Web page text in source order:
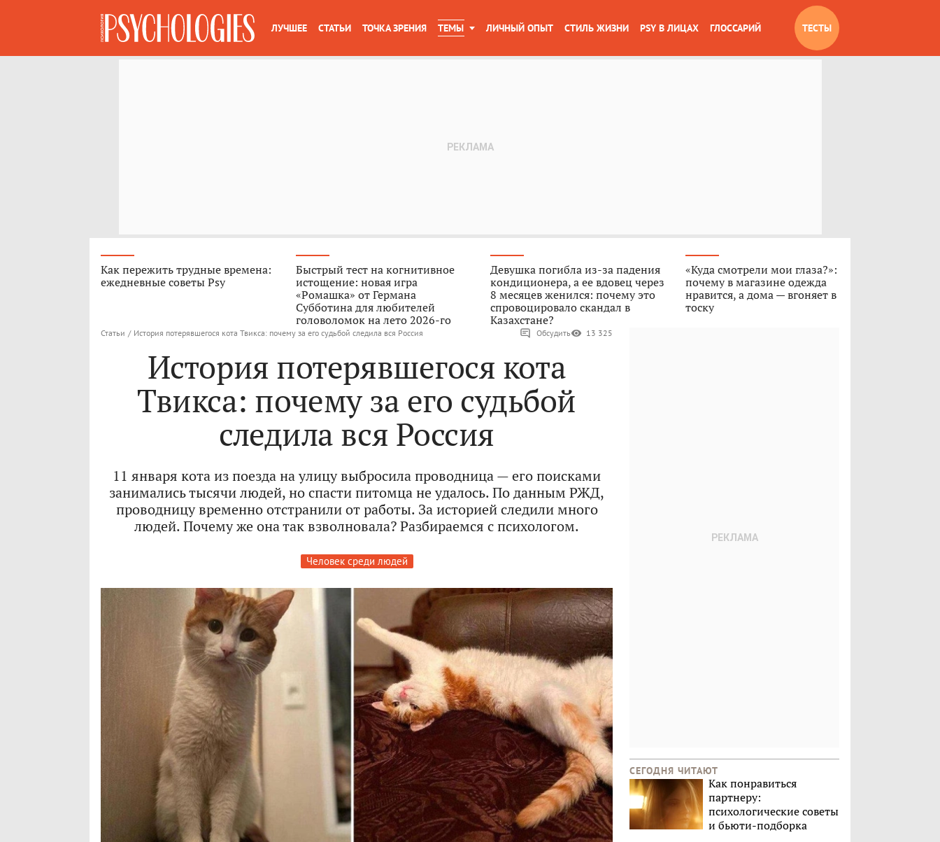
ЛУЧШЕЕ СТАТЬИ ТОЧКА ЗРЕНИЯ ТЕМЫ ЛИЧНЫЙ ОПЫТ СТИЛЬ ЖИЗНИ PSY В ЛИЦАХ ГЛОССАРИЙ ТЕСТЫ
Как пережить трудные времена:
ежедневные советы Psy
Быстрый тест на когнитивное
истощение: новая игра
«Ромашка» от Германа
Субботина для любителей
головоломок на лето 2026-го
Девушка погибла из-за падения
кондиционера, а ее вдовец через
8 месяцев женился: почему это
спровоцировало скандал в
Казахстане?
«Куда смотрели мои глаза?»:
почему в магазине одежда
нравится, а дома — вгоняет в
тоску
Статьи / История потерявшегося кота Твикса: почему за его судьбой следила вся Россия Обсудить 13 325
История потерявшегося кота
Твикса: почему за его судьбой
следила вся Россия
11 января кота из поезда на улицу выбросила проводница — его поисками
занимались тысячи людей, но спасти питомца не удалось. По данным РЖД,
проводницу временно отстранили от работы. За историей следили много
людей. Почему же она так взволновала? Разбираемся с психологом.
Человек среди людей
СЕГОДНЯ ЧИТАЮТ
Как понравиться
партнеру:
психологические советы
и бьюти-подборка